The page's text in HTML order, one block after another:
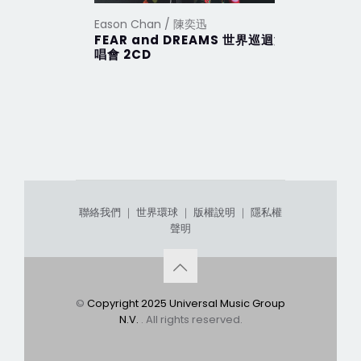
Eason Chan / 陳奕迅
FEAR and DREAMS 世界巡迴演
唱會 2CD
聯絡我們 ｜ 世界環球 ｜ 版權說明 ｜ 隱私權
聲明
© Copyright 2025 Universal Music Group
N.V. . All rights reserved.